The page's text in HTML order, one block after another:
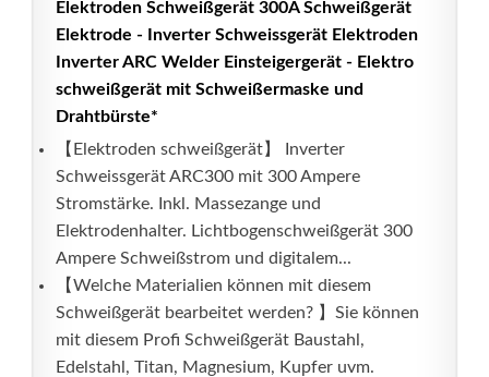
Elektroden Schweißgerät 300A Schweißgerät
Elektrode - Inverter Schweissgerät Elektroden
Inverter ARC Welder Einsteigergerät - Elektro
schweißgerät mit Schweißermaske und
Drahtbürste*
【Elektroden schweißgerät】 Inverter
Schweissgerät ARC300 mit 300 Ampere
Stromstärke. Inkl. Massezange und
Elektrodenhalter. Lichtbogenschweißgerät 300
Ampere Schweißstrom und digitalem...
【Welche Materialien können mit diesem
Schweißgerät bearbeitet werden? 】Sie können
mit diesem Profi Schweißgerät Baustahl,
Edelstahl, Titan, Magnesium, Kupfer uvm.